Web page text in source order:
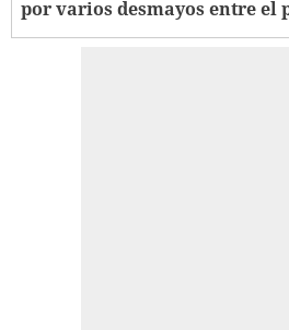
por varios desmayos entre el